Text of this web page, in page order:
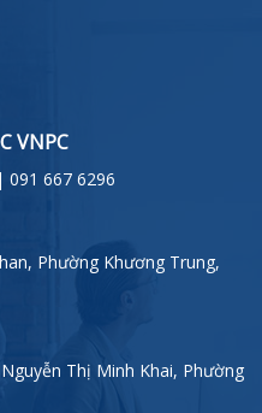
VNPC
667 6296
Phường Khương Trung,
Thị Minh Khai, Phường